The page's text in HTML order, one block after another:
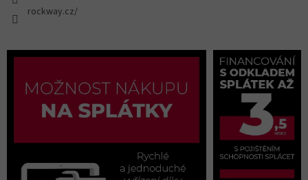
rockway.cz/